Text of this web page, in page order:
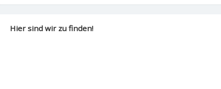
Hier sind wir zu finden!